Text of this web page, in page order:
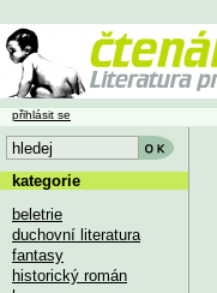
přihlásit se
kategorie
beletrie
duchovní literatura
fantasy
historický román